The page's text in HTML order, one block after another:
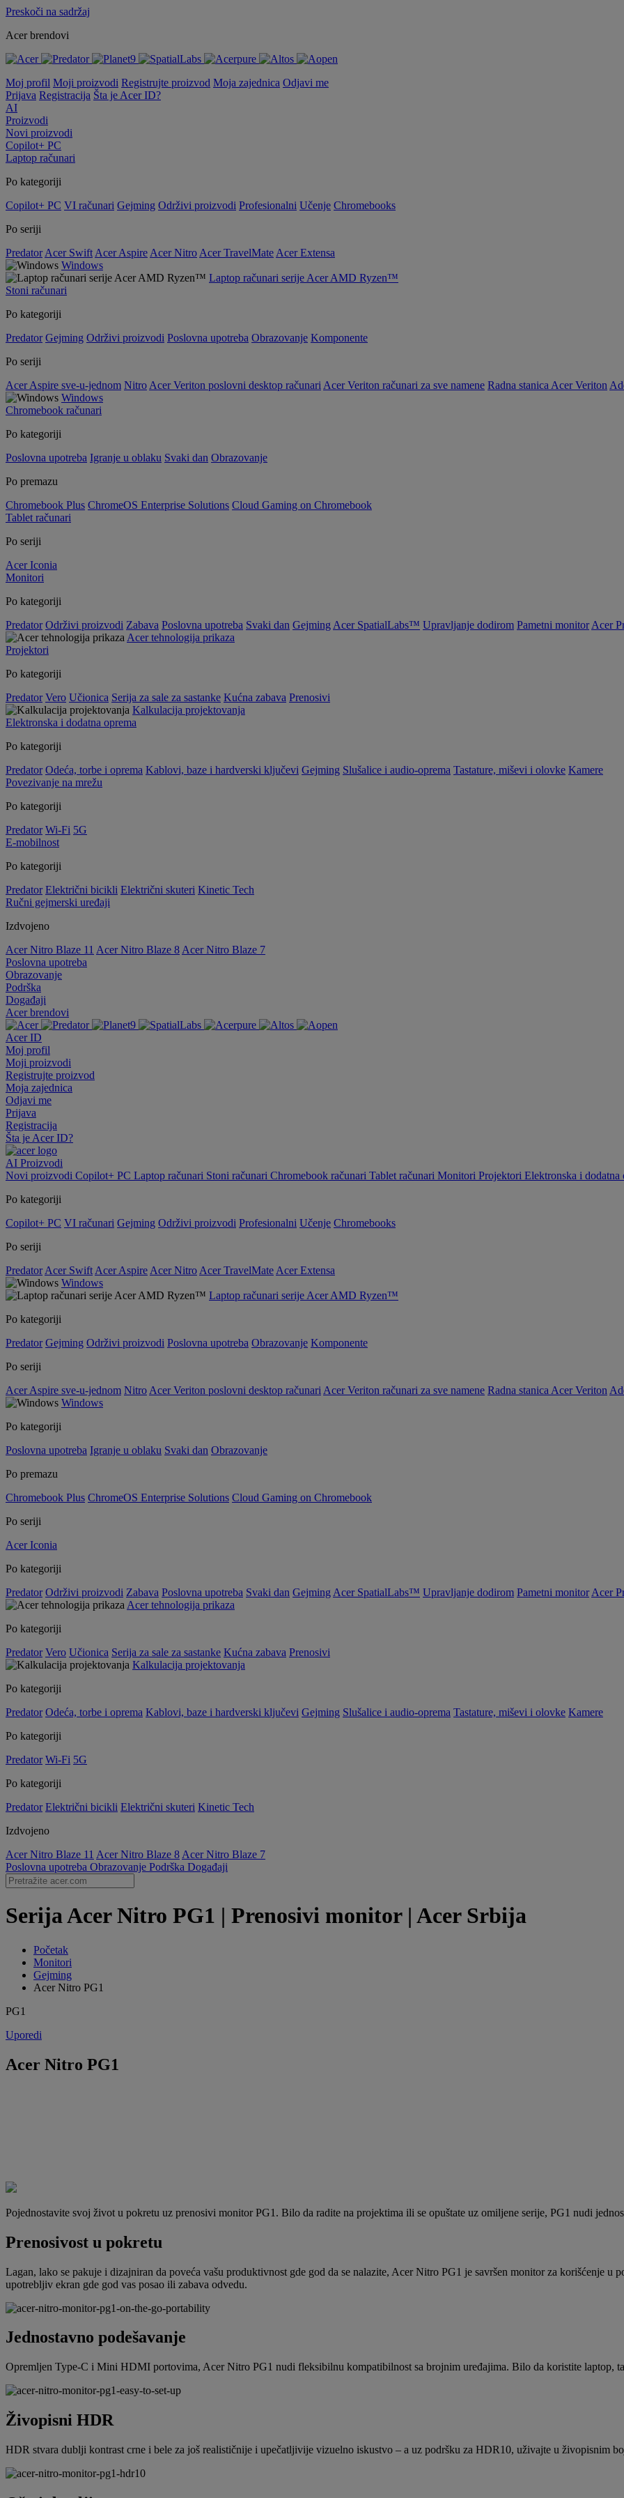
Preskoči na sadržaj
Acer brendovi
Moj profil Moji proizvodi Registrujte proizvod Moja zajednica Odjavi me
Prijava Registracija Šta je Acer ID?
AI
Proizvodi
Novi proizvodi
Copilot+ PC
Laptop računari
Po kategoriji
Copilot+ PC VI računari Gejming Održivi proizvodi Profesionalni Učenje Chromebooks
Po seriji
Predator Acer Swift Acer Aspire Acer Nitro Acer TravelMate Acer Extensa
Windows
Laptop računari serije Acer AMD Ryzen™
Stoni računari
Po kategoriji
Predator Gejming Održivi proizvodi Poslovna upotreba Obrazovanje Komponente
Po seriji
Acer Aspire sve-u-jednom Nitro Acer Veriton poslovni desktop računari Acer Veriton računari za sve namene Radna stanica Acer Veriton
Windows
Chromebook računari
Po kategoriji
Poslovna upotreba Igranje u oblaku Svaki dan Obrazovanje
Po premazu
Chromebook Plus ChromeOS Enterprise Solutions Cloud Gaming on Chromebook
Tablet računari
Po seriji
Acer Iconia
Monitori
Po kategoriji
Predator Održivi proizvodi Zabava Poslovna upotreba Svaki dan Gejming Acer SpatialLabs™ Upravljanje dodirom Pametni monitor Acer
Acer tehnologija prikaza
Projektori
Po kategoriji
Predator Vero Učionica Serija za sale za sastanke Kućna zabava Prenosivi
Kalkulacija projektovanja
Elektronska i dodatna oprema
Po kategoriji
Predator Odeća, torbe i oprema Kablovi, baze i hardverski ključevi Gejming Slušalice i audio-oprema Tastature, miševi i olovke Kamere
Povezivanje na mrežu
Po kategoriji
Predator Wi-Fi 5G
E-mobilnost
Po kategoriji
Predator Električni bicikli Električni skuteri Kinetic Tech
Ručni gejmerski uređaji
Izdvojeno
Acer Nitro Blaze 11 Acer Nitro Blaze 8 Acer Nitro Blaze 7
Poslovna upotreba
Obrazovanje
Podrška
Događaji
Acer brendovi
Acer ID
Moj profil
Moji proizvodi
Registrujte proizvod
Moja zajednica
Odjavi me
Prijava
Registracija
Šta je Acer ID?
AI Proizvodi
Novi proizvodi Copilot+ PC Laptop računari Stoni računari Chromebook računari Tablet računari Monitori Projektori Elektronska i dodatna
Po kategoriji
Copilot+ PC VI računari Gejming Održivi proizvodi Profesionalni Učenje Chromebooks
Po seriji
Predator Acer Swift Acer Aspire Acer Nitro Acer TravelMate Acer Extensa
Windows
Laptop računari serije Acer AMD Ryzen™
Po kategoriji
Predator Gejming Održivi proizvodi Poslovna upotreba Obrazovanje Komponente
Po seriji
Acer Aspire sve-u-jednom Nitro Acer Veriton poslovni desktop računari Acer Veriton računari za sve namene Radna stanica Acer Veriton
Windows
Po kategoriji
Poslovna upotreba Igranje u oblaku Svaki dan Obrazovanje
Po premazu
Chromebook Plus ChromeOS Enterprise Solutions Cloud Gaming on Chromebook
Po seriji
Acer Iconia
Po kategoriji
Predator Održivi proizvodi Zabava Poslovna upotreba Svaki dan Gejming Acer SpatialLabs™ Upravljanje dodirom Pametni monitor Acer
Acer tehnologija prikaza
Po kategoriji
Predator Vero Učionica Serija za sale za sastanke Kućna zabava Prenosivi
Kalkulacija projektovanja
Po kategoriji
Predator Odeća, torbe i oprema Kablovi, baze i hardverski ključevi Gejming Slušalice i audio-oprema Tastature, miševi i olovke Kamere
Po kategoriji
Predator Wi-Fi 5G
Po kategoriji
Predator Električni bicikli Električni skuteri Kinetic Tech
Izdvojeno
Acer Nitro Blaze 11 Acer Nitro Blaze 8 Acer Nitro Blaze 7
Poslovna upotreba Obrazovanje Podrška Događaji
Serija Acer Nitro PG1 | Prenosivi monitor | Acer Srbija
Početak
Monitori
Gejming
Acer Nitro PG1
PG1
Uporedi
Acer Nitro PG1
Pojednostavite svoj život u pokretu uz prenosivi monitor PG1. Bilo da radite na projektima ili se opuštate uz omiljene serije, PG1 nudi
Prenosivost u pokretu
Lagan, lako se pakuje i dizajniran da poveća vašu produktivnost gde god da se nalazite, Acer Nitro PG1 je savršen monitor za korišćenje
upotrebljiv ekran gde god vas posao ili zabava odvedu.
Jednostavno podešavanje
Opremljen Type-C i Mini HDMI portovima, Acer Nitro PG1 nudi fleksibilnu kompatibilnost sa brojnim uređajima. Bilo da koristite laptop,
Živopisni HDR
HDR stvara dublji kontrast crne i bele za još realističnije i upečatljivije vizuelno iskustvo – a uz podršku za HDR10, uživajte u živopisnim